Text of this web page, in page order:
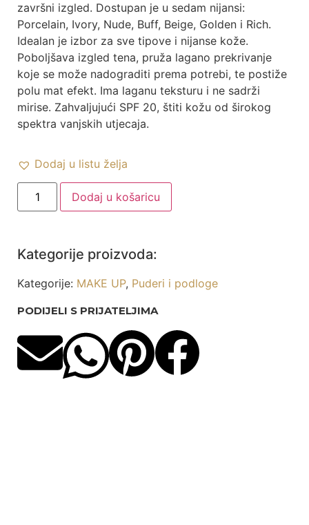
završni izgled. Dostupan je u sedam nijansi:
Porcelain, Ivory, Nude, Buff, Beige, Golden i Rich.
Idealan je izbor za sve tipove i nijanse kože.
Poboljšava izgled tena, pruža lagano prekrivanje
koje se može nadograditi prema potrebi, te postiže
polu mat efekt. Ima laganu teksturu i ne sadrži
mirise. Zahvaljujući SPF 20, štiti kožu od širokog
spektra vanjskih utjecaja.
Dodaj u listu želja
Dodaj u košaricu
Kategorije proizvoda:
Kategorije: MAKE UP, Puderi i podloge
PODIJELI S PRIJATELJIMA